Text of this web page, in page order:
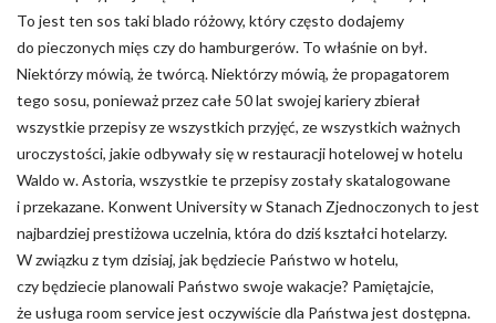
To jest ten sos taki blado różowy, który często dodajemy
do pieczonych mięs czy do hamburgerów. To właśnie on był.
Niektórzy mówią, że twórcą. Niektórzy mówią, że propagatorem
tego sosu, ponieważ przez całe 50 lat swojej kariery zbierał
wszystkie przepisy ze wszystkich przyjęć, ze wszystkich ważnych
uroczystości, jakie odbywały się w restauracji hotelowej w hotelu
Waldo w. Astoria, wszystkie te przepisy zostały skatalogowane
i przekazane. Konwent University w Stanach Zjednoczonych to jest
najbardziej prestiżowa uczelnia, która do dziś kształci hotelarzy.
W związku z tym dzisiaj, jak będziecie Państwo w hotelu,
czy będziecie planowali Państwo swoje wakacje? Pamiętajcie,
że usługa room service jest oczywiście dla Państwa jest dostępna.